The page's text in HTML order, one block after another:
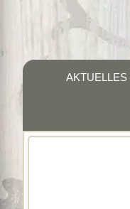
AKTUELLES